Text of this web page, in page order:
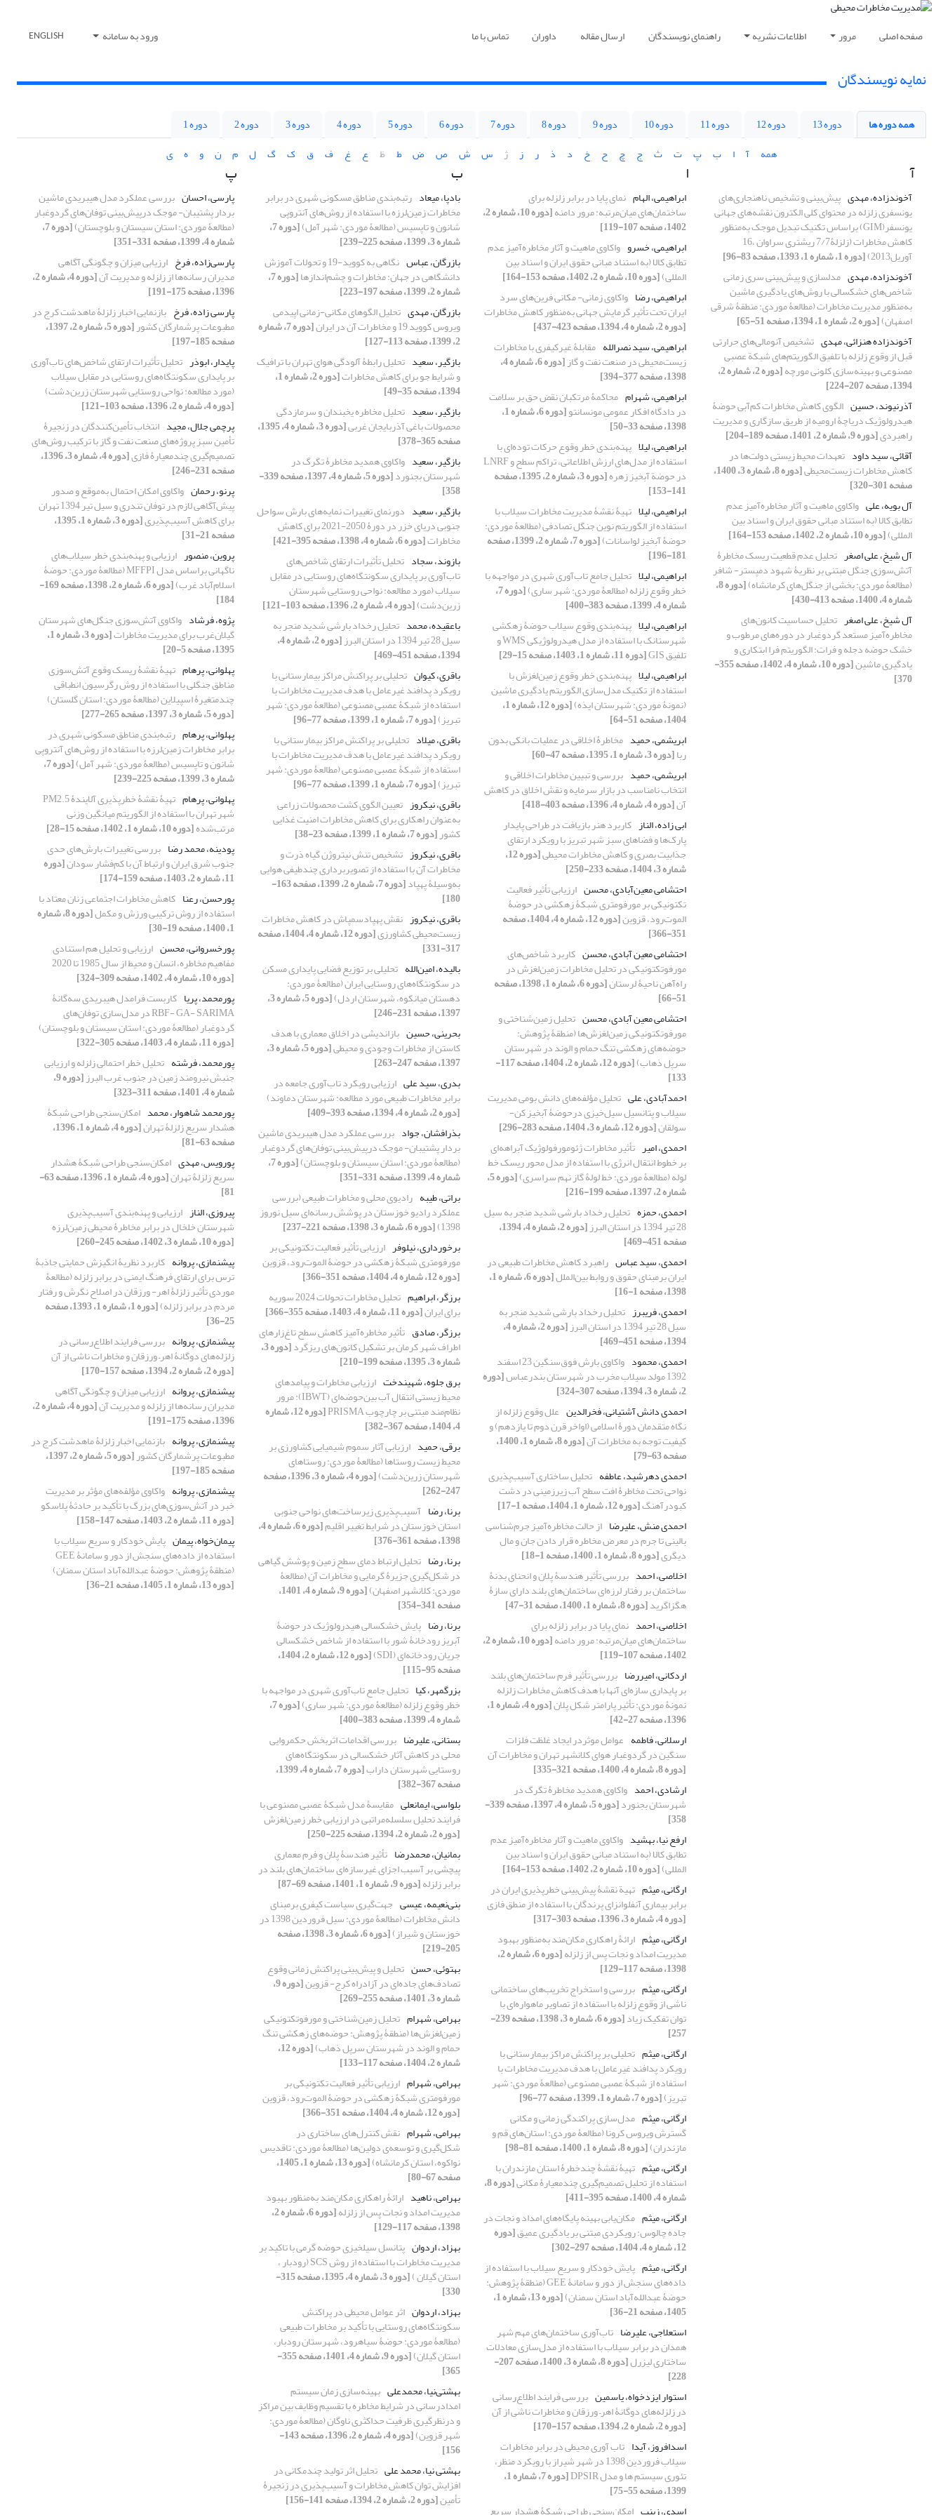
صفحه اصلی مرور اطلاعات نشریه راهنمای نویسندگان ارسال مقاله داوران تماس با ما ورود به سامانه ENGLISH
نمایه نویسندگان
همه دوره ها دوره 13 دوره 12 دوره 11 دوره 10 دوره 9 دوره 8 دوره 7 دوره 6 دوره 5 دوره 4 دوره 3 دوره 2
دوره 1
همه
آ ا ب پ ت ث ج چ ح خ د ذ ر ز ژ س ش ص ض ط ظ ع غ ف ق ک گ ل م ن و ه ی
آ
آخوندزاده، مهدی پیش‌بینی و تشخیص ناهنجاری‌های
یونسفری زلزله در محتوای کلی الکترون نقشه‌های جهانی
یونسفر(GIM) براساس تکنیک تبدیل موجک به‌منظور
کاهش مخاطرات (زلزلۀ7/7 ریشتری سراوان ،16
آوریل2013)
[دوره 1، شماره 1، 1393، صفحه 83-96]
آخوندزاده، مهدی مدلسازی و پیش‌بینی سری زمانی
شاخص‌های خشکسالی با روش‌های یادگیری ماشین
به‌منظور مدیریت مخاطرات (مطالعۀ موردی: منطقۀ شرقی
اصفهان)[دوره 2، شماره 1، 1394، صفحه 51-65]
آخوندزاده هنزائی، مهدی تشخیص آنومالی‌‌های حرارتی
قبل از وقوع زلزله با تلفیق الگوریتم‌های شبکة عصبی
مصنوعی و بهینه‌سازی کلونی مورچه [دوره 2، شماره 2،
1394، صفحه 207-224]
آذرنیوند، حسین الگوی کاهش مخاطرات کم‌آبی حوضۀ
هیدرولوژیک دریاچۀ ارومیه از طریق سازگاری و مدیریت
راهبردی[دوره 9، شماره 2، 1401، صفحه 189-204]
آقائی، سید داود تعهدات محیط زیستی دولت‌ها در
کاهش مخاطرات زیست‌محیطی [دوره 8، شماره 3، 1400،
صفحه 301-320]
آل بویه، علی واکاوی ماهیت و آثار مخاطره‌آمیز عدم
تطابق کالا (به استناد مبانی حقوق ایران و اسناد بین
المللی)[دوره 10، شماره 2، 1402، صفحه 153-164]
آل شیخ، علی اصغر تحلیل عدم قطعیت ریسک مخاطرۀ
آتش‌سوزی جنگل مبتنی بر نظریۀ شهود دمپستر- شافر
(مطالعۀ موردی: بخشی از جنگل‌های کرمانشاه) [دوره 8،
شماره 4، 1400، صفحه 413-430]
آل شیخ، علی اصغر تحلیل حساسیت کانون‌های
مخاطره‌آمیز مستعد گردوغبار در دوره‌های مرطوب و
خشک حوضه دجله و فرات: الگوریتم فرا ابتکاری و
یادگیری ماشین [دوره 10، شماره 4، 1402، صفحه 355-
370]
ا
ابراهیمی، الهام نمای پایا در برابر زلزله برای
ساختمان‌های میان‌مرتبه: مرور دامنه [دوره 10، شماره 2،
1402، صفحه 107-119]
ابراهیمی، خسرو واکاوی ماهیت و آثار مخاطره‌آمیز عدم
تطابق کالا (به استناد مبانی حقوق ایران و اسناد بین
المللی)[دوره 10، شماره 2، 1402، صفحه 153-164]
ابراهیمی، رضا واکاوی زمانی- مکانی فرین‌های سرد
ایران تحت تأثیر گرمایش جهانی به‌منظور کاهش مخاطرات
[دوره 2، شماره 4، 1394، صفحه 423-437]
ابراهیمی، سید نصرالله مقابلۀ غیرکیفری با مخاطرات
زیست‌محیطی در صنعت نفت و گاز [دوره 6، شماره 4،
1398، صفحه 377-394]
ابراهیمی، شهرام محاکمۀ مرتکبان نقض حق بر سلامت
در دادگاه افکار عمومیِ مونسانتو [دوره 6، شماره 1،
1398، صفحه 33-50]
ابراهیمی، لیلا پهنه‌بندی خطر وقوع حرکات توده‌ای با
استفاده از مدل‌های ارزش اطلاعاتی، تراکم سطح و LNRF
در حوضة آبخیز زهره [دوره 3، شماره 2، 1395، صفحه
141-153]
ابراهیمی، لیلا تهیۀ نقشۀ مدیریت مخاطرات سیلاب با
استفاده از الگوریتم نوین جنگل‌ تصادفی (مطالعۀ موردی:‌
حوضۀ آبخیز لواسانات) [دوره 7، شماره 2، 1399، صفحه
181-196]
ابراهیمی، لیلا تحلیل جامع تاب‌آوری شهری در مواجهه با
خطر وقوع زلزله (مطالعۀ موردی: شهر ساری) [دوره 7،
شماره 4، 1399، صفحه 383-400]
ابراهیمی، لیلا پهنه‌بندی وقوع سیلاب حوضۀ زهکشی
شهرستانک با استفاده از مدل هیدرولوژیکی WMS و
تلفیق GIS
[دوره 11، شماره 1، 1403، صفحه 15-29]
ابراهیمی، لیلا پهنه‌بندی خطر وقوع زمین‌لغزش با
استفاده از تکنیک مدل‌سازی الگوریتم یادگیری ماشین
(نمونۀ موردی: شهرستان ایذه) [دوره 12، شماره 1،
1404، صفحه 51-64]
ابریشمی، حمید مخاطرۀ اخلاقی در عملیات بانکی بدون
ربا[دوره 3، شماره 1، 1395، صفحه 47-60]
ابریشمی، حمید بررسی و تبیین مخاطرات اخلاقی و
انتخاب نامناسب در بازار سرمایه و نقش اخلاق در کاهش
آن[دوره 4، شماره 4، 1396، صفحه 403-418]
ابی زاده، الناز کاربرد هنر بازیافت در طراحی پایدار
پارک‌ها و فضاهای سبز شهر تبریز با رویکرد ارتقای
جذابیت بصری و کاهش مخاطرات محیطی [دوره 12،
شماره 3، 1404، صفحه 233-250]
احتشامی معین‌آبادی، محسن ارزیابی تأثیر فعالیت
تکتونیکی بر مورفومتری شبکۀ زهکشی در حوضۀ
الموت‌رود، قزوین [دوره 12، شماره 4، 1404، صفحه
351-366]
احتشامی معین آبادی، محسن کاربرد شاخص‌های
مورفوتکتونیکی در تحلیل مخاطرات زمین‌لغزش در
راه‌آهن ناحیۀ لرستان [دوره 6، شماره 1، 1398، صفحه
51-66]
احتشامی معین آبادی، محسن تحلیل زمین‌شناختی و
مورفوتکتونیکی زمین‌لغزش‌ها (منطقۀ پژوهش:
حوضه‌های زهکشی تنگ حمام و الوند در شهرستان
سرپل ذهاب) [دوره 12، شماره 2، 1404، صفحه 117-
133]
احمدآبادی، علی تحلیل مؤلفه‌های دانش بومی مدیریت
سیلاب و پتانسیل سیل‌خیزی درحوضۀ آبخیز کن-
سولقان[دوره 12، شماره 3، 1404، صفحه 283-296]
احمدی، امیر تأثیر مخاطرات ژئومورفولوژیک آبراهه‌ای
بر خطوط انتقال انرژی با استفاده از مدل محور ریسک خط
لوله (مطالعۀ موردی: خط لولۀ گاز نهم سراسری) [دوره 5،
شماره 2، 1397، صفحه 199-216]
احمدی، حمزه تحلیل رخداد بارشی شدید منجر به سیل
28 تیر 1394 در استان البرز [دوره 2، شماره 4، 1394،
صفحه 451-469]
احمدی، سید عباس راهبرد کاهش مخاطرات طبیعی در
ایران برمبنای حقوق و روابط بین‌الملل [دوره 6، شماره 1،
1398، صفحه 1-16]
احمدی، فریبرز تحلیل رخداد بارشی شدید منجر به
سیل 28 تیر 1394 در استان البرز [دوره 2، شماره 4،
1394، صفحه 451-469]
احمدی، محمود
واکاوی بارش فوق‌سنگین 23 اسفند
1392 مولد سیلاب مخرب در شهرستان بندرعباس [دوره
2، شماره 3، 1394، صفحه 307-324]
احمدی دانش آشتیانی، فخرالدین علل وقوع زلزله از
نگاه متقدمان دورۀ اسلامی (اواخر قرن دوم تا یازدهم) و
کیفیت توجه به ‌مخاطرات آن [دوره 8، شماره 1، 1400،
صفحه 63-79]
احمدی دهرشید، عاطفه تحلیل ساختاری آسیب‌پذیری
نواحی تحت مخاطرۀ افت سطح آب زیرزمینی در دشت
کبودرآهنگ[دوره 12، شماره 1، 1404، صفحه 1-17]
احمدی منش، علیرضا از حالت مخاطره‌آمیز جرم‌شناسی
بالینی تا جرم در معرض مخاطره قرار دادن جان و مال
دیگری[دوره 8، شماره 1، 1400، صفحه 1-18]
اخلاصی، احمد بررسی تأثیر هندسۀ پلان و انحنای بدنۀ
ساختمان بر رفتار لرزه‌ای ساختمان‌های بلند دارای سازۀ
هگزاگرید[دوره 8، شماره 1، 1400، صفحه 31-47]
اخلاصی، احمد نمای پایا در برابر زلزله برای
ساختمان‌های میان‌مرتبه: مرور دامنه [دوره 10، شماره 2،
1402، صفحه 107-119]
اردکانی، امیررضا بررسی تأثیر فرم ساختمان‌های بلند
بر پایداری سازه‌ای آنها با هدف کاهش مخاطرات زلزله
نمونۀ موردی: تأثیر پارامتر شکل پلان [دوره 4، شماره 1،
1396، صفحه 27-42]
ارسلانی، فاطمه عوامل موثردر ایجاد غلظت فلزات
سنگین در گردوغبار هوای کلانشهر تهران و مخاطرات آن
[دوره 8، شماره 4، 1400، صفحه 321-335]
ارشادی، احمد واکاوی همدید مخاطرۀ تگرگ در
شهرستان بجنورد [دوره 5، شماره 4، 1397، صفحه 339-
358]
ارفع نیا، بهشید واکاوی ماهیت و آثار مخاطره‌آمیز عدم
تطابق کالا (به استناد مبانی حقوق ایران و اسناد بین
المللی)[دوره 10، شماره 2، 1402، صفحه 153-164]
ارگانی، میثم تهیة نقشۀ پیش‌بینی خطرپذیری ایران در
برابر بیماری آنفلوانزای پرندگان با استفاده از منطق فازی
[دوره 4، شماره 3، 1396، صفحه 303-317]
ارگانی، میثم ارائۀ راهکاری مکان‌مند به‌منظور بهبود
مدیریت امداد و نجات پس از زلزله [دوره 6، شماره 2،
1398، صفحه 117-129]
ارگانی، میثم بررسی و استخراج تخریب‌های ساختمانی
ناشی از وقوع زلزله با استفاده از تصاویر ماهواره‌ای با
توان تفکیک زیاد [دوره 6، شماره 3، 1398، صفحه 239-
257]
ارگانی، میثم تحلیلی بر پراکنش مراکز بیمارستانی با
رویکرد پدافند غیرعامل با هدف مدیریت مخاطرات با
استفاده از شبکۀ عصبی مصنوعی (مطالعۀ موردی: شهر
تبریز)[دوره 7، شماره 1، 1399، صفحه 77-96]
ارگانی، میثم مدل‌سازی پراکندگی زمانی و مکانی
گسترش ویروس کرونا (مطالعۀ موردی: استان‌های قم و
مازندران)[دوره 8، شماره 1، 1400، صفحه 81-98]
ارگانی، میثم تهیۀ نقشۀ چندخطرۀ استان مازندران با
استفاده از تحلیل تصمیم‌گیری چندمعیارۀ مکانی [دوره 8،
شماره 4، 1400، صفحه 395-411]
ارگانی، میثم مکان‌یابی بهینه پایگاه‌های امداد و نجات در
جاده چالوس: رویکردی مبتنی بر یادگیری عمیق[دوره
12، شماره 4، 1404، صفحه 297-302]
ارگانی، میثم پایش خودکار و سریع سیلاب با استفاده از
داده‌های سنجش از دور و سامانۀ GEE (منطقۀ پژوهش:
حوضۀ عبدالله‌آباد استان سمنان) [دوره 13، شماره 1،
1405، صفحه 21-36]
استعلاجی، علیرضا تاب‌آوری ساختمان‌های مهم شهر
همدان در برابر سیلاب با استفاده از مدل‌سازی معادلات
ساختاری لیزرل [دوره 8، شماره 3، 1400، صفحه 207-
228]
استوار ایزدخواه، یاسمین بررسی فرایند اطلاع‌رسانی
در زلزله‌های دوگانۀ اهر– ورزقان و مخاطرات ناشی از آن
[دوره 2، شماره 2، 1394، صفحه 157-170]
اسدافروز، آیدا تاب ‏آوری محیطی در برابر مخاطرات
سیلاب فروردین 1398 در شهر شیراز با رویکرد منظر،
تئوری سیستم ‏ها و مدل DPSIR [دوره 7، شماره 1،
1399، صفحه 55-75]
اسدی، زینب امکان‌سنجی طراحی شبکۀ هشدار سریع
ب
بادپا، میعاد رتبه‌بندی مناطق مسکونی شهری در برابر
مخاطرات زمین‌لرزه با استفاده از روش‌های آنتروپی
شانون و تاپسیس (مطالعۀ موردی: شهر آمل) [دوره 7،
شماره 3، 1399، صفحه 225-239]
بازرگان، عباس
نگاهی به کووید-19 و تحولات آموزش
دانشگاهی در جهان: مخاطرات و چشم‌اندازها [دوره 7،
شماره 2، 1399، صفحه 197-223]
بازرگان، مهدی تحلیل الگوهای مکانی-زمانی اپیدمی
ویروس‌ کووید 19 و مخاطرات آن در ایران [دوره 7، شماره
2، 1399، صفحه 113-127]
بازگیر، سعید تحلیل رابطۀ آلودگی هوای تهران با ترافیک
و شرایط جو برای کاهش مخاطرات [دوره 2، شماره 1،
1394، صفحه 35-49]
بازگیر، سعید تحلیل مخاطره یخبندان و سرمازدگی
محصولات باغی آذربایجان غربی [دوره 3، شماره 4، 1395،
صفحه 365-378]
بازگیر، سعید واکاوی همدید مخاطرۀ تگرگ در
شهرستان بجنورد [دوره 5، شماره 4، 1397، صفحه 339-
358]
بازگیر، سعید دورنمای تغییرات نمایه‌های بارش سواحل
جنوبی دریای خزر در دورۀ 2050-2021 برای کاهش
مخاطرات[دوره 6، شماره 4، 1398، صفحه 395-421]
بازوند، سجاد تحلیل تأثیرات ارتقای شاخص‌های
تاب‌آوری بر پایداری سکونتگاه‌های روستایی در مقابل
سیلاب (مورد مطالعه: نواحی روستایی شهرستان
زرین‌دشت)[دوره 4، شماره 2، 1396، صفحه 103-121]
باعقیده، محمد تحلیل رخداد بارشی شدید منجر به
سیل 28 تیر 1394 در استان البرز [دوره 2، شماره 4،
1394، صفحه 451-469]
باقری، کیوان تحلیلی بر پراکنش مراکز بیمارستانی با
رویکرد پدافند غیرعامل با هدف مدیریت مخاطرات با
استفاده از شبکۀ عصبی مصنوعی (مطالعۀ موردی: شهر
تبریز)[دوره 7، شماره 1، 1399، صفحه 77-96]
باقری، میلاد تحلیلی بر پراکنش مراکز بیمارستانی با
رویکرد پدافند غیرعامل با هدف مدیریت مخاطرات با
استفاده از شبکۀ عصبی مصنوعی (مطالعۀ موردی: شهر
تبریز)[دوره 7، شماره 1، 1399، صفحه 77-96]
باقری، نیکروز تعیین الگوی کشت محصولات زراعی
به‌عنوان راهکاری برای کاهش مخاطرات امنیت غذایی
کشور[دوره 7، شماره 1، 1399، صفحه 23-38]
باقری، نیکروز تشخیص تنش نیتروژن گیاه ذرت و
مخاطرات آن با استفاده از تصویربرداری چندطیفی هوایی
به‌وسیلۀ پهپاد [دوره 7، شماره 2، 1399، صفحه 163-
180]
باقری، نیکروز نقش پهپادسمپاش در کاهش مخاطرات
زیست‌محیطی کشاورزی [دوره 12، شماره 4، 1404، صفحه
317-331]
بالیده، امین‌الله تحلیلی بر توزیع فضایی پایداری مسکن
در سکونتگاه‌های روستایی ایران (مطالعۀ موردی:
دهستان میانکوه، شهرستان اردل) [دوره 5، شماره 3،
1397، صفحه 231-246]
بحرینی، حسین بازاندیشی در اخلاق معماری با هدف
کاستن از مخاطرات وجودی و محیطی [دوره 5، شماره 3،
1397، صفحه 247-263]
بدری، سید علی ارزیابی رویکرد تاب‌آوری جامعه در
برابر مخاطرات طبیعی مورد مطالعه: شهرستان دماوند)
[دوره 2، شماره 4، 1394، صفحه 393-409]
بذرافشان، جواد بررسی عملکرد مدل هیبریدی ماشین
بردار پشتیبان- موجک درپیش‌بینی توفان‌های گردوغبار
(مطالعۀ موردی: استان سیستان و بلوچستان) [دوره 7،
شماره 4، 1399، صفحه 331-351]
براتی، طیبه رادیوی محلی و مخاطرات طبیعی (بررسی
عملکرد رادیو خوزستان در پوشش رسانه‌ای سیل نوروز
1398) [دوره 6، شماره 3، 1398، صفحه 221-237]
برخورداری، نیلوفر ارزیابی تأثیر فعالیت تکتونیکی بر
مورفومتری شبکۀ زهکشی در حوضۀ الموت‌رود، قزوین
[دوره 12، شماره 4، 1404، صفحه 351-366]
برزگر، ابراهیم
تحلیل مخاطرات تحولات 2024 سوریه
برای ایران[دوره 11، شماره 4، 1403، صفحه 355-366]
برزگر، صادق تأثیر مخاطره‌آمیز کاهش سطح تاغ‌زارهای
اطراف شهر کرمان بر تشکیل کانون‌های ریزگرد [دوره 3،
شماره 3، 1395، صفحه 199-210]
برق جلوه، شهیندخت ارزیابی مخاطرات و پیامدهای
محیط ‌زیستی انتقال آب بین‌حوضه‌ای (IBWT): مرور
نظام‌مند مبتنی بر چارچوب PRISMA [دوره 12، شماره
4، 1404، صفحه 367-382]
برقی، حمید ارزیابی آثار سموم شیمیایی کشاورزی بر
محیط زیست روستاها (مطالعۀ موردی: روستاهای
شهرستان زرین‌دشت) [دوره 4، شماره 3، 1396، صفحه
247-262]
برنا، رضا آسیب‌پذیری زیرساخت‌های نواحی جنوبی
استان خوزستان در شرایط تغییر اقلیم [دوره 6، شماره 4،
1398، صفحه 361-376]
برنا، رضا تحلیل ارتباط دمای سطح زمین و پوشش گیاهی
در شکل‌گیری جزیرۀ گرمایی و مخاطرات آن (مطالعۀ
موردی: کلانشهر اصفهان) [دوره 9، شماره 4، 1401،
صفحه 341-354]
برنا، رضا پایش خشکسالی هیدرولوژیک در حوضۀ
آبریز رودخانۀ شور با استفاده از شاخص خشکسالی
جریان رودخانه‌ای (SDI) [دوره 12، شماره 2، 1404،
صفحه 95-115]
بزرگمهر، کیا تحلیل جامع تاب‌آوری شهری در مواجهه با
خطر وقوع زلزله (مطالعۀ موردی: شهر ساری) [دوره 7،
شماره 4، 1399، صفحه 383-400]
بستانی، علیرضا بررسی اقدامات اثربخش حکمروایی
محلی در کاهش آثار خشکسالی در سکونتگاه‌های
روستایی شهرستان داراب [دوره 7، شماره 4، 1399،
صفحه 367-382]
بلواسی، ایمانعلی مقایسۀ مدل شبکۀ عصبی مصنوعی با
فرایند تحلیل سلسله‌مراتبی در ارزیابی خطر زمین‌لغزش
[دوره 2، شماره 2، 1394، صفحه 225-250]
بمانیان، محمدرضا تأثیر هندسۀ پلان و فرم معماری
پیچشی بر آسیب اجزای غیرسازه‌ای ساختمان‌های بلند در
برابر زلزله[دوره 9، شماره 1، 1401، صفحه 69-87]
بنی‌نعیمه، عیسی جهت‌گیری سیاست کیفری بر‌مبنای
دانش مخاطرات (مطالعۀ موردی: سیل فروردین 1398 در
خوزستان و شیراز) [دوره 6، شماره 3، 1398، صفحه
205-219]
بهتوئی، حسن تحلیل و پیش‌بینی پراکنش زمانی وقوع
تصادف‌های جاده‌ای در آزادراه کرج- قزوین [دوره 9،
شماره 3، 1401، صفحه 255-269]
بهرامی، شهرام تحلیل زمین‌شناختی و مورفوتکتونیکی
زمین‌لغزش‌ها (منطقۀ پژوهش: حوضه‌های زهکشی تنگ
حمام و الوند در شهرستان سرپل ذهاب) [دوره 12،
شماره 2، 1404، صفحه 117-133]
بهرامی، شهرام ارزیابی تأثیر فعالیت تکتونیکی بر
مورفومتری شبکۀ زهکشی در حوضۀ الموت‌رود، قزوین
[دوره 12، شماره 4، 1404، صفحه 351-366]
بهرامی، شهرام نقش کنترل‌های ساختاری در
شکل‌گیری و توسعه‌ی دولین‌ها (مطالعۀ موردی: تاقدیس
نواکوه، استان کرمانشاه) [دوره 13، شماره 1، 1405،
صفحه 67-80]
بهرامی، ناهید ارائۀ راهکاری مکان‌مند به‌منظور بهبود
مدیریت امداد و نجات پس از زلزله [دوره 6، شماره 2،
1398، صفحه 117-129]
بهزاد، اردوان پتانسل سیلخیزی حوضه گرمی با تاکید بر
مدیریت مخاطرات با استفاده از روش SCS (رودبار ،
استان گیلان ) [دوره 3، شماره 4، 1395، صفحه 315-
330]
بهزاد، اردوان اثر عوامل محیطی در پراکنش
سکونتگاه‌های روستایی با تأکید بر مخاطرات طبیعی
(مطالعۀ موردی: حوضۀ سیاهرود، شهرستان رودبار،
استان گیلان) [دوره 9، شماره 4، 1401، صفحه 355-
365]
بهشتی‌نیا، محمدعلی بهینه‌سازی زمان سیستم
امدادرسانی در شرایط مخاطره با تقسیم وظایف بین مراکز
و درنظرگیری ظرفیت حداکثری ناوگان (مطالعۀ موردی:
شهر قزوین) [دوره 4، شماره 2، 1396، صفحه 143-
156]
بهشتی نیا، محمد علی تحلیل اثر تولید چندمکانی در
افزایش توان کاهش مخاطرات و آسیب‌پذیری در زنجیرۀ
تأمین[دوره 2، شماره 2، 1394، صفحه 141-156]
پ
پارسی، احسان بررسی عملکرد مدل هیبریدی ماشین
بردار پشتیبان- موجک درپیش‌بینی توفان‌های گردوغبار
(مطالعۀ موردی: استان سیستان و بلوچستان) [دوره 7،
شماره 4، 1399، صفحه 331-351]
پارسی‌زاده، فرخ ارزیابی میزان و چگونگی آگاهی
مدیران رسانه‌ها از زلزله و مدیریت آن [دوره 4، شماره 2،
1396، صفحه 175-191]
پارسی زاده، فرخ بازنمایی اخبار زلزلۀ ماهدشت کرج در
مطبوعات پرشمارگان کشور [دوره 5، شماره 2، 1397،
صفحه 185-197]
پایدار، ابوذر تحلیل تأثیرات ارتقای شاخص‌های تاب‌آوری
بر پایداری سکونتگاه‌های روستایی در مقابل سیلاب
(مورد مطالعه: نواحی روستایی شهرستان زرین‌دشت)
[دوره 4، شماره 2، 1396، صفحه 103-121]
پرچمی جلال، مجید انتخاب تأمین‌کنندگان در زنجیرۀ
تأمین سبز پروژه‌های صنعت نفت و گاز با ترکیب روش‌های
تصمیم‌گیری چندمعیارۀ فازی [دوره 4، شماره 3، 1396،
صفحه 231-246]
پرنو، رحمان واکاوی امکان احتمال به‌موقع و صدور
پیش‌آگاهی لازم در توفان تندری و سیل تیر 1394 تهران
برای کاهش آسیب‌پذیری [دوره 3، شماره 1، 1395،
صفحه 21-31]
پروین، منصور ارزیابی و پهنه‌بندی خطر سیلاب‌های
ناگهانی براساس مدل MFFPI (مطالعۀ موردی: حوضۀ
اسلام‌آباد غرب) [دوره 6، شماره 2، 1398، صفحه 169-
184]
پژوه، فرشاد واکاوی آتش‌سوزی جنگل‌های شهرستان
گیلان‌غرب برای مدیریت مخاطرات [دوره 3، شماره 1،
1395، صفحه 5-20]
پهلوانی، پرهام تهیۀ نقشۀ ریسک وقوع آتش‌سوزی
مناطق جنگلی با استفاده از روش رگرسیون انطباقی
چندمتغیرۀ اسپیلاین (مطالعۀ موردی: استان گلستان)
[دوره 5، شماره 3، 1397، صفحه 265-277]
پهلوانی، پرهام رتبه‌بندی مناطق مسکونی شهری در
برابر مخاطرات زمین‌لرزه با استفاده از روش‌های آنتروپی
شانون و تاپسیس (مطالعۀ موردی: شهر آمل) [دوره 7،
شماره 3، 1399، صفحه 225-239]
پهلوانی، پرهام
تهیۀ نقشۀ خطرپذیری آلایندۀ PM2.5
شهر تهران با استفاده از الگوریتم میانگین وزنی
مرتب‌شده[دوره 10، شماره 1، 1402، صفحه 15-28]
پودینه، محمد رضا بررسی تغییرات بارش‌های حدی
جنوب شرق ایران و ارتباط آن با کم‌فشار سودان[دوره
11، شماره 2، 1403، صفحه 159-174]
پورحسن، رعنا کاهش مخاطرات اجتماعی زنان معتاد با
استفاده از روش ترکیبی ورزش و مکمل [دوره 8، شماره
1، 1400، صفحه 19-30]
پورخسروانی، محسن ارزیابی و تحلیل هم استنادی
مفاهیم مخاطره، انسان و محیط از سال 1985 تا 2020
[دوره 10، شماره 4، 1402، صفحه 309-324]
پورمحمد، پریا کاربست فرامدل هیبریدی سه‌گانۀ
RBF- GA- SARIMA در مدل‌سازی توفان‌های
گردوغبار (مطالعۀ موردی: استان سیستان و بلوچستان)
[دوره 11، شماره 4، 1403، صفحه 305-322]
پورمحمد، فرشته تحلیل خطر احتمالی زلزله و ارزیابی
جنبش نیرومند زمین در جنوب غرب البرز [دوره 9،
شماره 4، 1401، صفحه 311-323]
پورمحمد شاهوار، محمد امکان‌سنجی طراحی شبکۀ
هشدار سریع زلزلۀ تهران [دوره 4، شماره 1، 1396،
صفحه 63-81]
پورویس، مهدی امکان‌سنجی طراحی شبکۀ هشدار
سریع زلزلۀ تهران [دوره 4، شماره 1، 1396، صفحه 63-
81]
پیروزی، الناز ارزیابی و پهنه‌بندی آسیب‌پذیری
شهرستان خلخال در برابر مخاطرۀ محیطی زمین‌لرزه
[دوره 10، شماره 3، 1402، صفحه 245-260]
پیشنمازی، پروانه کاربرد نظریۀ انگیزش حمایتی جاذبۀ
ترس برای ارتقای فرهنگ ایمنی در برابر زلزله (مطالعۀ
موردی تأثیر زلزلۀ اهر- ورزقان در اصلاح نگرش و رفتار
مردم در برابر زلزله) [دوره 1، شماره 1، 1393، صفحه
25-36]
پیشنمازی، پروانه بررسی فرایند اطلاع‌رسانی در
زلزله‌های دوگانۀ اهر– ورزقان و مخاطرات ناشی از آن
[دوره 2، شماره 2، 1394، صفحه 157-170]
پیشنمازی، پروانه ارزیابی میزان و چگونگی آگاهی
مدیران رسانه‌ها از زلزله و مدیریت آن [دوره 4، شماره 2،
1396، صفحه 175-191]
پیشنمازی، پروانه بازنمایی اخبار زلزلۀ ماهدشت کرج در
مطبوعات پرشمارگان کشور [دوره 5، شماره 2، 1397،
صفحه 185-197]
پیشنمازی، پروانه واکاوی مؤلفه‌های مؤثر بر مدیریت
خبر در آتش‌سوزی‌های بزرگ با تأکید بر حادثۀ پلاسکو
[دوره 11، شماره 2، 1403، صفحه 147-158]
پیمان‌خواه، پیمان پایش خودکار و سریع سیلاب با
استفاده از داده‌های سنجش از دور و سامانۀ GEE
(منطقۀ پژوهش: حوضۀ عبدالله‌آباد استان سمنان)
[دوره 13، شماره 1، 1405، صفحه 21-36]